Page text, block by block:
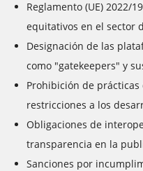
Reglamento (UE) 2022/
equitativos en el sector
Designación de las
como "gatekeepers" y
Prohibición de
restricciones a los
Obligaciones de
transparencia en la
Sanciones por